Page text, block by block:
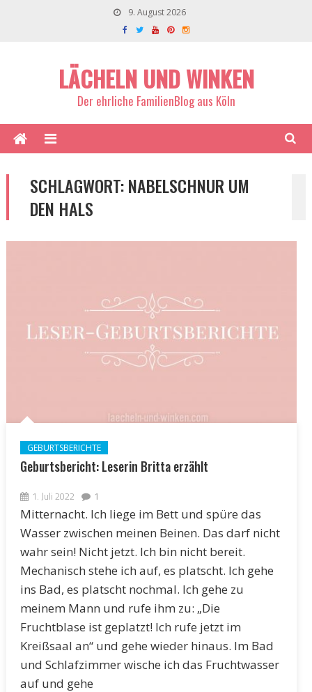
9. August 2026
LÄCHELN UND WINKEN
Der ehrliche FamilienBlog aus Köln
SCHLAGWORT:NABELSCHNUR UM
DEN HALS
GEBURTSBERICHTE
Geburtsbericht: Leserin Britta erzählt
1. Juli 2022 1
Mitternacht. Ich liege im Bett und spüre das
Wasser zwischen meinen Beinen. Das darf nicht
wahr sein! Nicht jetzt. Ich bin nicht bereit.
Mechanisch stehe ich auf, es platscht. Ich gehe
ins Bad, es platscht nochmal. Ich gehe zu
meinem Mann und rufe ihm zu: „Die
Fruchtblase ist geplatzt! Ich rufe jetzt im
Kreißsaal an“ und gehe wieder hinaus. Im Bad
und Schlafzimmer wische ich das Fruchtwasser
auf und gehe